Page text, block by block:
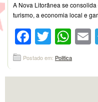
A Nova Litorânea se
turismo, a economia local e
Twitter
Postado em: Politica